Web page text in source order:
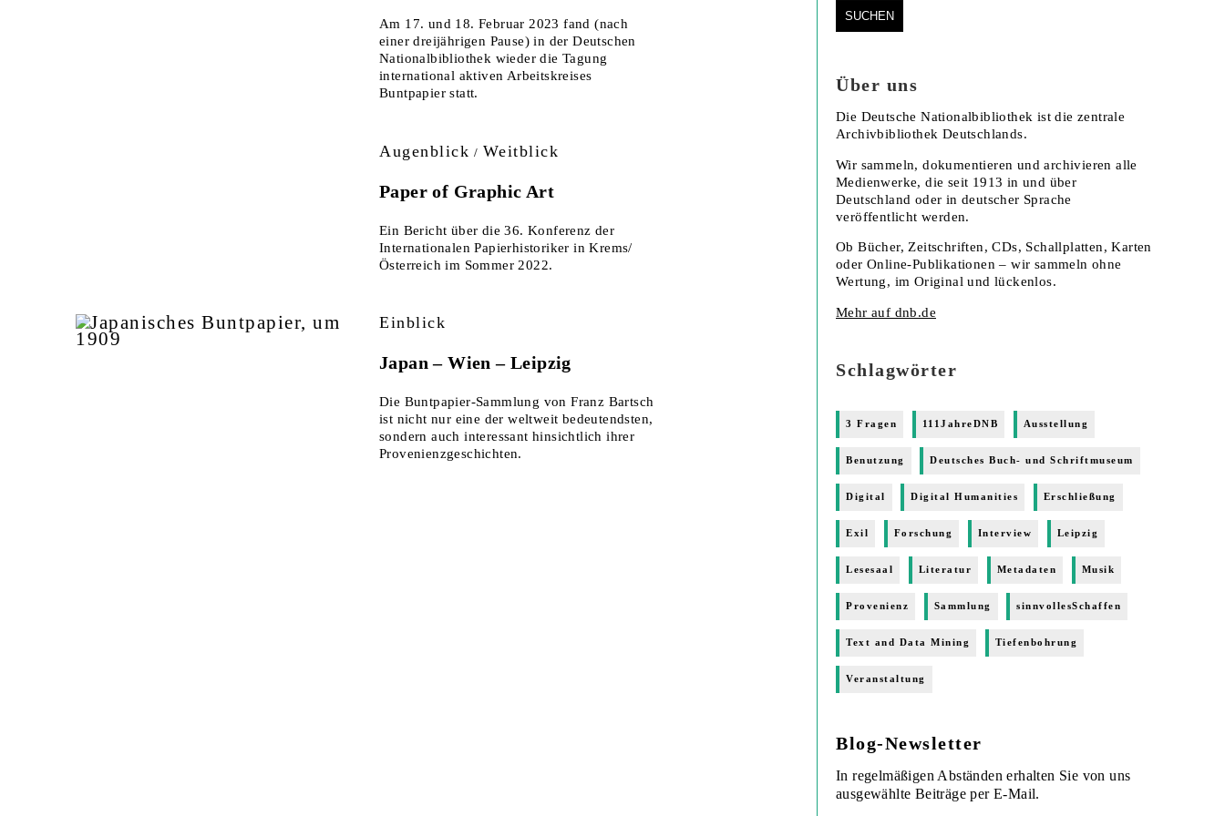
Am 17. und 18. Februar 2023 fand (nach
einer dreijährigen Pause) in der Deutschen
Nationalbibliothek wieder die Tagung
international aktiven Arbeitskreises
Buntpapier statt.
Augenblick / Weitblick
Paper of Graphic Art
Ein Bericht über die 36. Konferenz der
Internationalen Papierhistoriker in Krems/
Österreich im Sommer 2022.
Einblick
Japan – Wien – Leipzig
Die Buntpapier-Sammlung von Franz Bartsch
ist nicht nur eine der weltweit bedeutendsten,
sondern auch interessant hinsichtlich ihrer
Provenienzgeschichten.
Über uns
Die Deutsche Nationalbibliothek ist die zentrale
Archivbibliothek Deutschlands.
Wir sammeln, dokumentieren und archivieren alle
Medienwerke, die seit 1913 in und über
Deutschland oder in deutscher Sprache
veröffentlicht werden.
Ob Bücher, Zeitschriften, CDs, Schallplatten, Karten
oder Online-Publikationen – wir sammeln ohne
Wertung, im Original und lückenlos.
Mehr auf dnb.de
Schlagwörter
3 Fragen 111JahreDNB Ausstellung
Benutzung Deutsches Buch- und Schriftmuseum
Digital Digital Humanities Erschließung
Exil Forschung Interview Leipzig
Lesesaal Literatur Metadaten Musik
Provenienz Sammlung sinnvollesSchaffen
Text and Data Mining Tiefenbohrung
Veranstaltung
Blog-Newsletter
In regelmäßigen Abständen erhalten Sie von uns
ausgewählte Beiträge per E-Mail.